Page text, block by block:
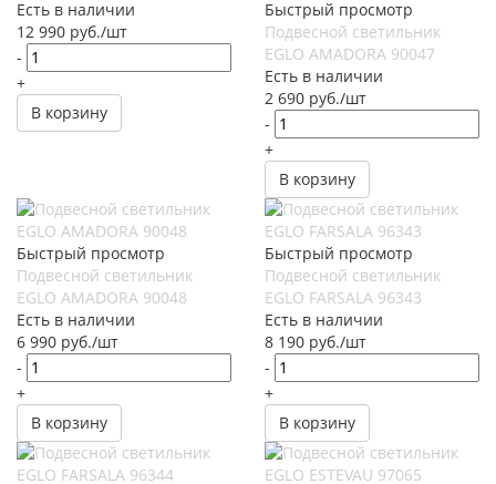
Есть в наличии
12 990 руб./шт
-
+
В корзину
Быстрый просмотр
Подвесной светильник
EGLO AMADORA 90047
Есть в наличии
2 690 руб./шт
-
+
В корзину
Быстрый просмотр
Подвесной светильник
EGLO AMADORA 90048
Есть в наличии
6 990 руб./шт
-
+
В корзину
Быстрый просмотр
Подвесной светильник
EGLO FARSALA 96343
Есть в наличии
8 190 руб./шт
-
+
В корзину